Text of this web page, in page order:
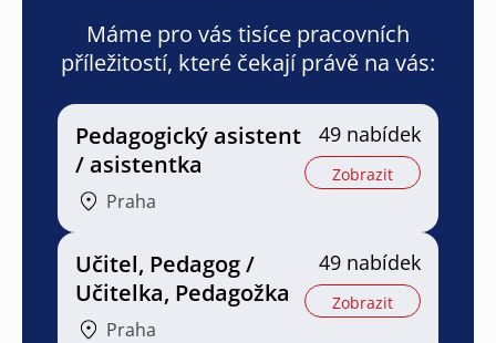
Máme pro vás tisíce pracovních
příležitostí, které čekají právě na vás:
Pedagogický asistent
/ asistentka
Praha
49 nabídek
Zobrazit
Učitel, Pedagog /
Učitelka, Pedagožka
Praha
49 nabídek
Zobrazit